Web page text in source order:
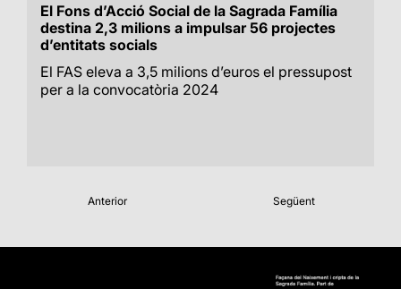
El Fons d’Acció Social de la Sagrada Família
destina 2,3 milions a impulsar 56 projectes
d’entitats socials
El FAS eleva a 3,5 milions d’euros el pressupost
per a la convocatòria 2024
Anterior Següent